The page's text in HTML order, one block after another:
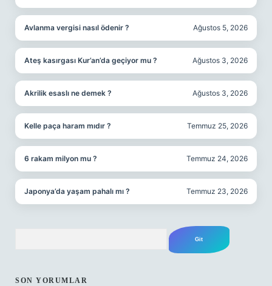
Avlanma vergisi nasıl ödenir ? Ağustos 5, 2026
Ateş kasırgası Kur’an’da geçiyor mu ? Ağustos 3, 2026
Akrilik esaslı ne demek ? Ağustos 3, 2026
Kelle paça haram mıdır ? Temmuz 25, 2026
6 rakam milyon mu ? Temmuz 24, 2026
Japonya’da yaşam pahalı mı ? Temmuz 23, 2026
SON YORUMLAR